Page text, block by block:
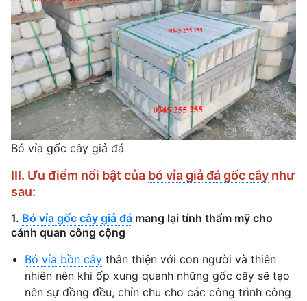
Bó vỉa gốc cây giả đá
III. Ưu điểm nổi bật của bó vỉa giả đá gốc cây như
sau:
1. Bó vỉa gốc cây giả đá mang lại tính thẩm mỹ cho
cảnh quan công cộng
Bó vỉa bồn cây thân thiện với con người và thiên
nhiên nên khi ốp xung quanh những gốc cây sẽ tạo
nên sự đồng đều, chỉn chu cho các công trình công